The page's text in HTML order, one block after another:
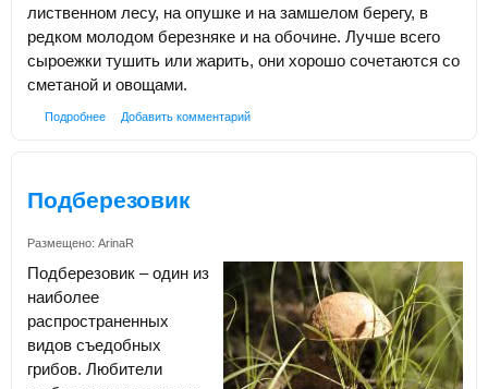
лиственном лесу, на опушке и на замшелом берегу, в
редком молодом березняке и на обочине. Лучше всего
сыроежки тушить или жарить, они хорошо сочетаются со
сметаной и овощами.
Подробнее Добавить комментарий
Подберезовик
Размещено: ArinaR
Подберезовик – один из
наиболее
распространенных
видов съедобных
грибов. Любители